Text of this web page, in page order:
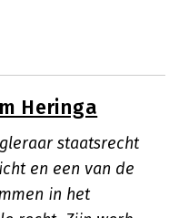
Heringa
staatsrecht
en een van de
in het